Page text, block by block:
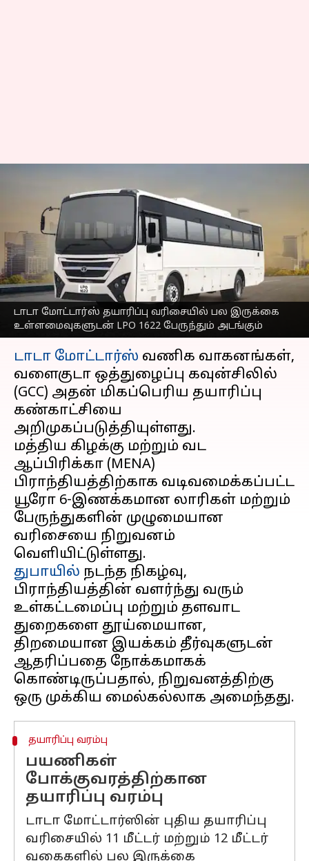
டாடா மோட்டார்ஸ் தயாரிப்பு வரிசையில் பல இருக்கை
உள்ளமைவுகளுடன் LPO 1622 பேருந்தும் அடங்கும்
யூரோ 6-இணக்கமான
லாரிகள் மற்றும்
பேருந்துகளை தயாரித்து
வருகிறது டாடா
மோட்டார்ஸ்
எழுதியவர் Venkatalakshmi V Oct 28, 2025 06:45 pm
செய்தி முன்னோட்டம்
டாடா மோட்டார்ஸ் வணிக வாகனங்கள்,
வளைகுடா ஒத்துழைப்பு கவுன்சிலில்
(GCC) அதன் மிகப்பெரிய தயாரிப்பு
கண்காட்சியை
அறிமுகப்படுத்தியுள்ளது.
மத்திய கிழக்கு மற்றும் வட
ஆப்பிரிக்கா (MENA)
பிராந்தியத்திற்காக வடிவமைக்கப்பட்ட
யூரோ 6-இணக்கமான லாரிகள் மற்றும்
பேருந்துகளின் முழுமையான
வரிசையை நிறுவனம்
துபாயில் நடந்த நிகழ்வு,
பிராந்தியத்தின் வளர்ந்து வரும்
உள்கட்டமைப்பு மற்றும் தளவாட
துறைகளை தூய்மையான,
திறமையான இயக்கம் தீர்வுகளுடன்
ஆதரிப்பதை நோக்கமாகக்
கொண்டிருப்பதால், நிறுவனத்திற்கு
தயாரிப்பு வரம்பு
பயணிகள்
போக்குவரத்திற்கான
தயாரிப்பு வரம்பு
டாடா மோட்டார்ஸின் புதிய தயாரிப்பு
வரிசையில் 11 மீட்டர் மற்றும் 12 மீட்டர்
வகைகளில் பல இருக்கை